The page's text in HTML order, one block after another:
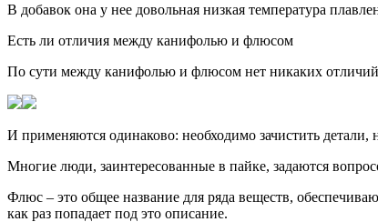
В добавок она у нее довольная низкая температура
Есть ли отличия между канифолью и флюсом
По сути между канифолью и флюсом нет никаких
И применяются одинаково: необходимо зачистить
Многие люди, заинтересованные в пайке, задаются
Флюс – это общее название для ряда веществ,
как раз попадает под это описание.